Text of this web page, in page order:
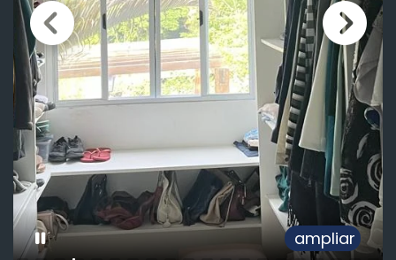
ampliar